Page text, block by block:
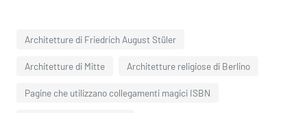
Architetture di Friedrich August Stüler
Architetture di Mitte Architetture religiose di Berlino
Pagine che utilizzano collegamenti magici ISBN